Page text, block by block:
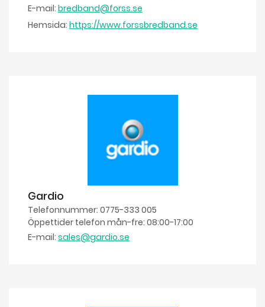
E-mail: bredband@forss.se
Hemsida: https://www.forssbredband.se
Gardio
Telefonnummer: 0775-333 005
Öppettider telefon mån-fre: 08:00-17:00
E-mail: sales@gardio.se